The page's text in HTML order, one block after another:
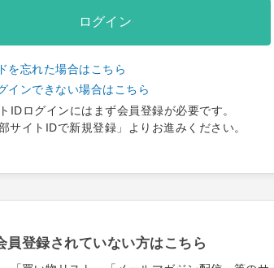
ログイン
を忘れた場合はこちら
インできない場合はこちら
IDログインにはまず会員登録が必要です。
サイトIDで新規登録」よりお進みください。
員登録されていない方はこちら